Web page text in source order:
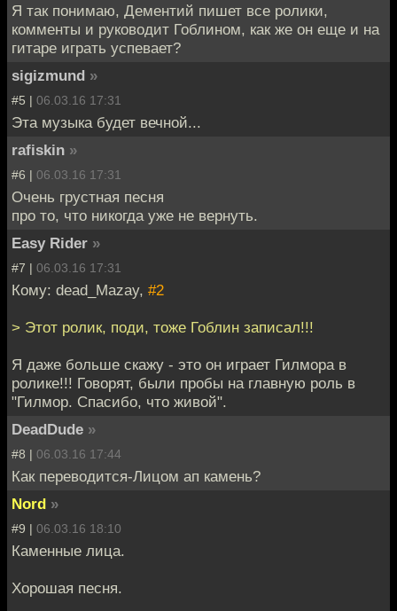
Я так понимаю, Дементий пишет все ролики,
комменты и руководит Гоблином, как же он еще и на
гитаре играть успевает?
sigizmund »
#5 | 06.03.16 17:31
Эта музыка будет вечной...
rafiskin »
#6 | 06.03.16 17:31
Очень грустная песня
про то, что никогда уже не вернуть.
Easy Rider »
#7 | 06.03.16 17:31
Кому: dead_Mazay, #2
> Этот ролик, поди, тоже Гоблин записал!!!
Я даже больше скажу - это он играет Гилмора в
ролике!!! Говорят, были пробы на главную роль в
"Гилмор. Спасибо, что живой".
DeadDude »
#8 | 06.03.16 17:44
Как переводится-Лицом ап камень?
Nord »
#9 | 06.03.16 18:10
Каменные лица.
Хорошая песня.